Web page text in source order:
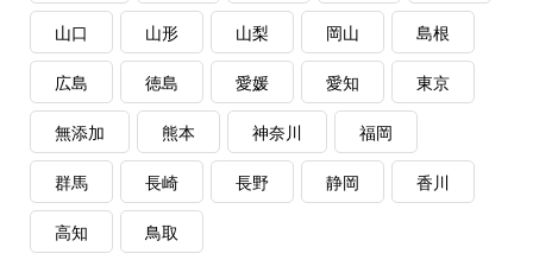
山口 山形 山梨 岡山 島根
広島 徳島 愛媛 愛知 東京
無添加 熊本 神奈川 福岡
群馬 長崎 長野 静岡 香川
高知 鳥取